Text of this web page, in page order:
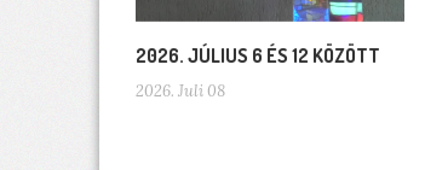
2026. JÚLIUS 6 ÉS 12 KÖZÖTT
2026. Juli 08